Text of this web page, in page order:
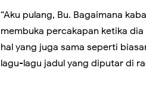
“Aku pulang, Bu. Bagaimana
membuka percakapan ketika
hal yang juga sama seperti
lagu-lagu jadul yang diputar di